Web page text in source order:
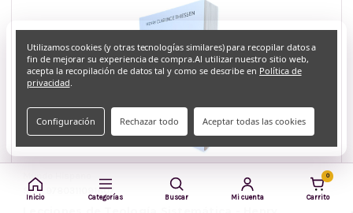
Inicio Categorías Buscar Mi cuenta
0
Carrito
Mundo Hispano
SKU: 9780311091607
Utilizamos cookies (y otras tecnologías similares) para recopilar datos a
fin de mejorar su experiencia de compra.Al utilizar nuestro sitio web,
acepta la recopilación de datos tal y como se describe en Política de
privacidad.
Configuración Rechazar todo Aceptar todas las cookies